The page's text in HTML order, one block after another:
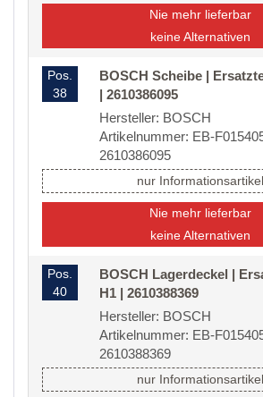
Nie mehr lieferbar
keine Alternativen
Pos.
38
BOSCH Scheibe |
| 2610386095
Hersteller: BOSCH
Artikelnummer: EB-
2610386095
nur Informationsartikel
Nie mehr lieferbar
keine Alternativen
Pos.
40
BOSCH Lagerdeckel |
H1 | 2610388369
Hersteller: BOSCH
Artikelnummer: EB-
2610388369
nur Informationsartikel